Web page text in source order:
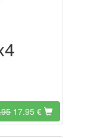
17.95 €